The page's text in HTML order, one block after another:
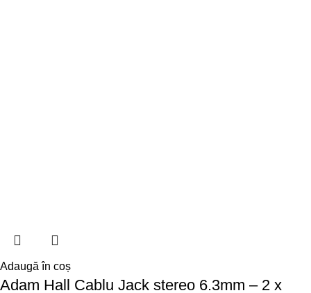
Adaugă în coș
Adam Hall Cablu Jack stereo 6.3mm – 2 x